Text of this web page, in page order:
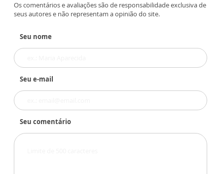
Os comentários e avaliações são de responsabilidade exclusiva de
seus autores e não representam a opinião do site.
Seu nome
Seu e-mail
Seu comentário